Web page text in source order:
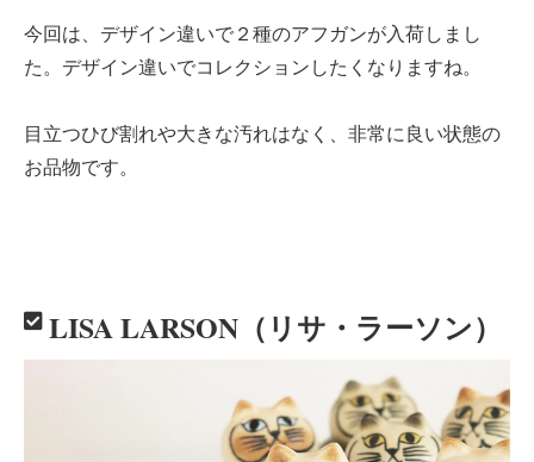
今回は、デザイン違いで２種のアフガンが入荷しまし
た。デザイン違いでコレクションしたくなりますね。
目立つひび割れや大きな汚れはなく、非常に良い状態の
お品物です。
LISA LARSON（リサ・ラーソン）